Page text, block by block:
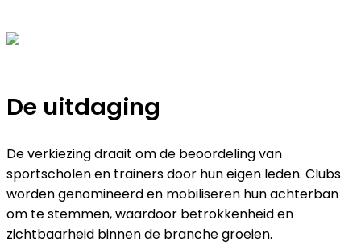
De uitdaging
De verkiezing draait om de beoordeling van
sportscholen en trainers door hun eigen leden. Clubs
worden genomineerd en mobiliseren hun achterban
om te stemmen, waardoor betrokkenheid en
zichtbaarheid binnen de branche groeien.